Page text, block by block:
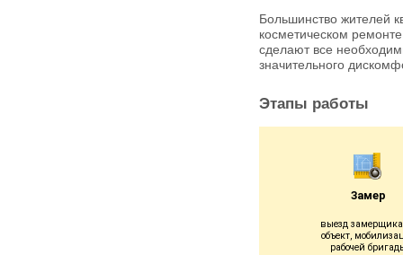
Большинство жителей
косметическом
сделают все
значительного
Этапы работы
Замер
выезд
объект,
рабочей